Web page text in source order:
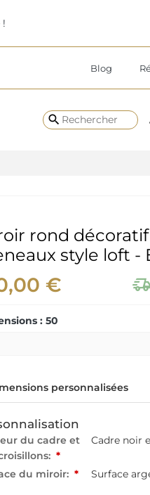
Blog
search
rond
style loft -
€ delivery_truck_speed
: 50
personnalisées
du cadre et
*
Cadre noir
du miroir: * Surface